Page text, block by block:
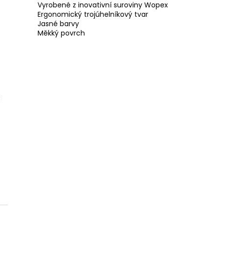
Vyrobené z inovativní suroviny Wopex
Ergonomický trojúhelníkový tvar
Jasné barvy
Měkký povrch